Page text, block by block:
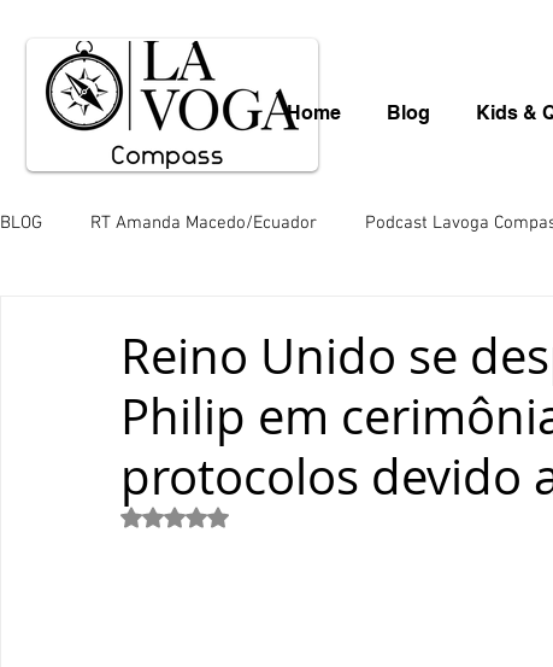
Home Blog Kids &
BLOG RT Amanda Macedo/Ecuador Podcast Lavoga
Valéria Totti da Amazônia Variedades Saara
Paulo de Araújo Mingos Lobo
Reino Unido se
Philip em
protocolos devido
Avaliado com NaN de 5 estrelas.